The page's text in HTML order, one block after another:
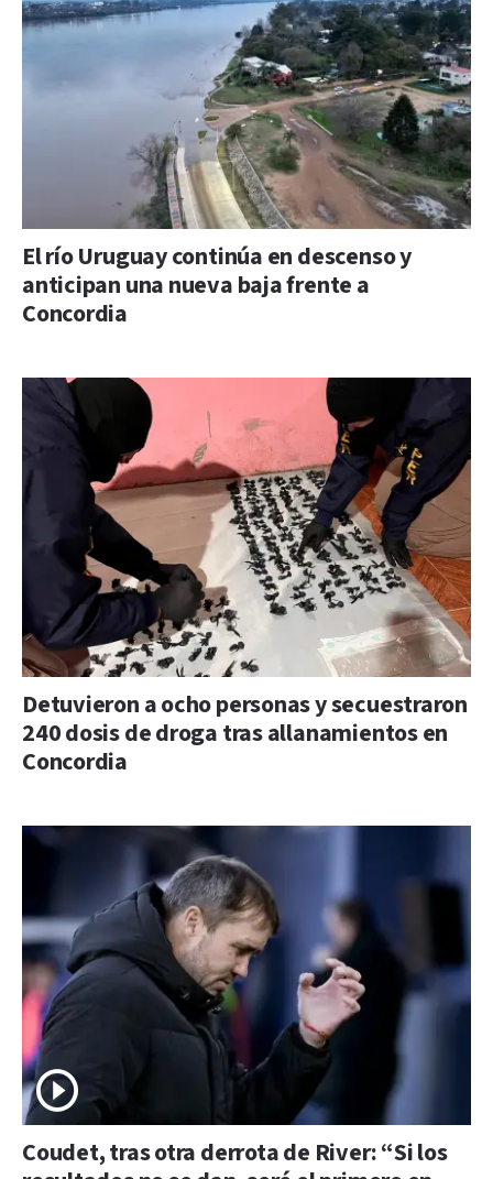
El río Uruguay continúa en descenso y
anticipan una nueva baja frente a
Concordia
Detuvieron a ocho personas y secuestraron
240 dosis de droga tras allanamientos en
Concordia
Coudet, tras otra derrota de River: “Si los